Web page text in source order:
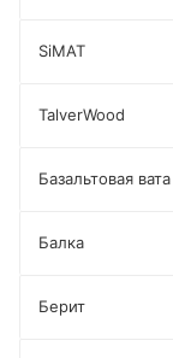
SiMAT
TalverWood
Базальтовая вата
Балка
Берит